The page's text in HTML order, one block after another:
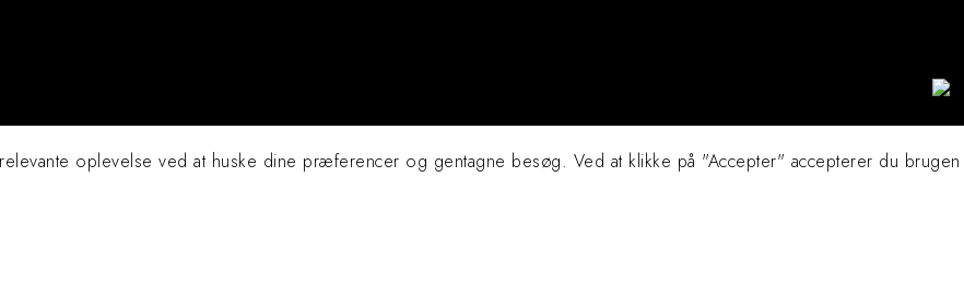
oplevelse ved at huske dine præferencer og gentagne besøg. Ved at klikke på "Accepter" accepterer du brugen